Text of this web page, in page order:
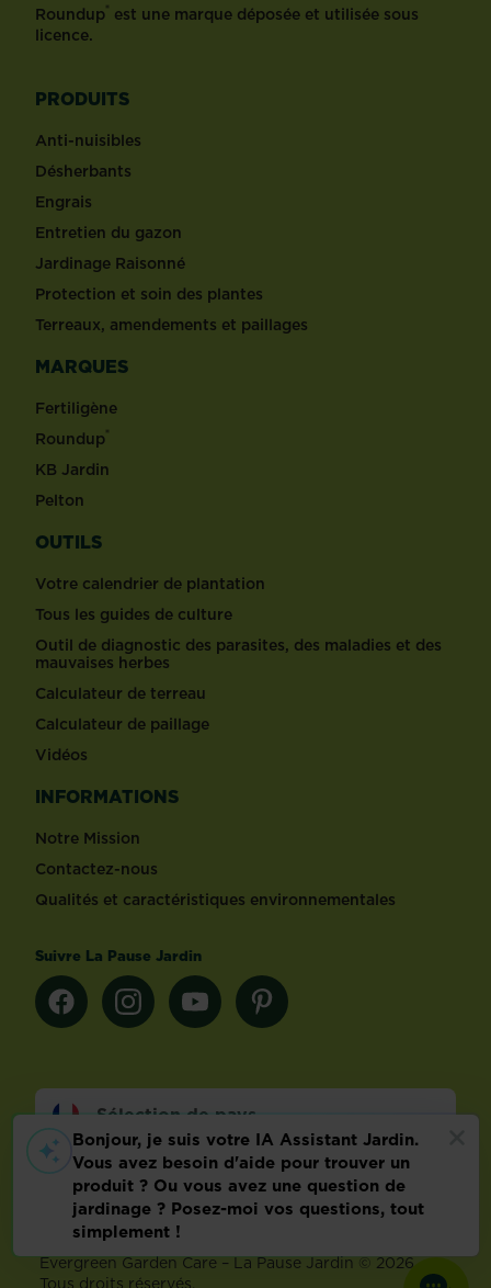
Roundup® est une marque déposée et utilisée sous
licence.
PRODUITS
Anti-nuisibles
Désherbants
Engrais
Entretien du gazon
Jardinage Raisonné
Protection et soin des plantes
Terreaux, amendements et paillages
MARQUES
Fertiligène
Roundup®
KB Jardin
Pelton
OUTILS
Votre calendrier de plantation
Tous les guides de culture
Outil de diagnostic des parasites, des maladies et des
mauvaises herbes
Calculateur de terreau
Calculateur de paillage
Vidéos
INFORMATIONS
Notre Mission
Contactez-nous
Qualités et caractéristiques environnementales
Suivre La Pause Jardin
Sélection de pays
Footer
Mentions légalesFAQ
Politique relative aux données personnelles
Préférences de cookies
Evergreen Garden Care – La Pause Jardin © 2026 –
Tous droits réservés.